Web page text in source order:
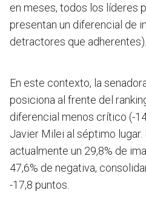
en meses, todos los líderes
presentan un diferencial de
detractores que adherentes).
En este contexto, la
posiciona al frente del
diferencial menos crítico (-
Javier Milei al séptimo
actualmente un 29,8% de
47,6% de negativa,
-17,8 puntos.